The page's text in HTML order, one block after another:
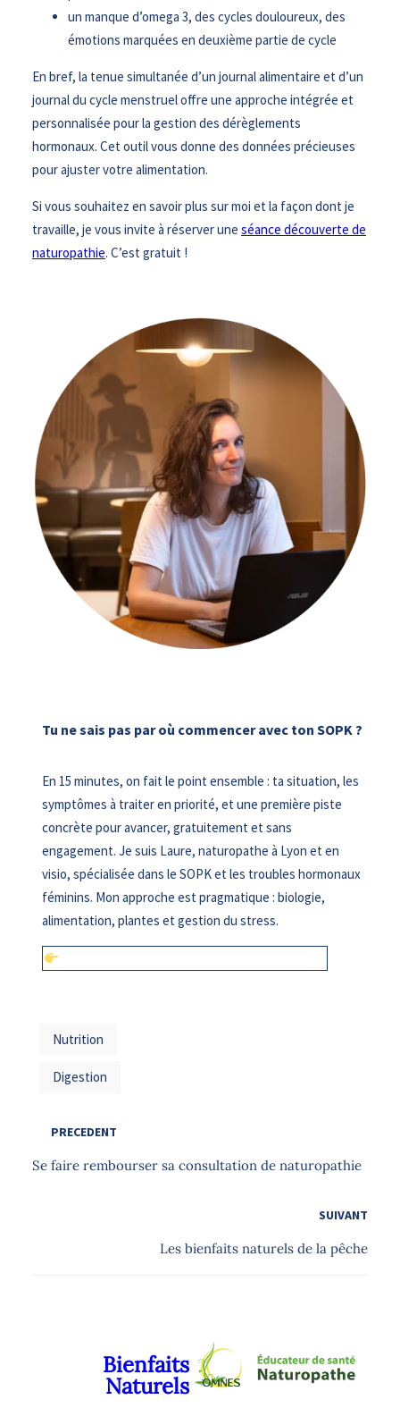
un manque d’omega 3, des cycles douloureux, des
émotions marquées en deuxième partie de cycle
En bref, la tenue simultanée d’un journal alimentaire et d’un
journal du cycle menstruel offre une approche intégrée et
personnalisée pour la gestion des dérèglements
hormonaux. Cet outil vous donne des données précieuses
pour ajuster votre alimentation.
Si vous souhaitez en savoir plus sur moi et la façon dont je
travaille, je vous invite à réserver une séance découverte de
naturopathie. C’est gratuit !
Tu ne sais pas par où commencer avec ton SOPK ?
En 15 minutes, on fait le point ensemble : ta situation, les
symptômes à traiter en priorité, et une première piste
concrète pour avancer, gratuitement et sans
engagement. Je suis Laure, naturopathe à Lyon et en
visio, spécialisée dans le SOPK et les troubles hormonaux
féminins. Mon approche est pragmatique : biologie,
alimentation, plantes et gestion du stress.
Nutrition
Digestion
PRECEDENT
Se faire rembourser sa consultation de naturopathie
SUIVANT
Les bienfaits naturels de la pêche
Bienfaits
Naturels